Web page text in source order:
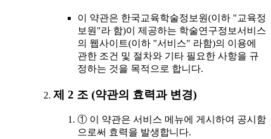
이 약관은 한국교육학술정보원(이하 "교육정
보원"라 함)이 제공하는 학술연구정보서비스
의 웹사이트(이하 "서비스" 라함)의 이용에
관한 조건 및 절차와 기타 필요한 사항을 규
정하는 것을 목적으로 합니다.
제 2 조 (약관의 효력과 변경)
① 이 약관은 서비스 메뉴에 게시하여 공시함
으로써 효력을 발생합니다.